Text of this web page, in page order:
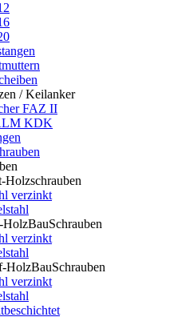
/ Keilanker
FAZ II
KDK
Holzschrauben
verzinkt
verzinkt
HolzBauSchrauben
verzinkt